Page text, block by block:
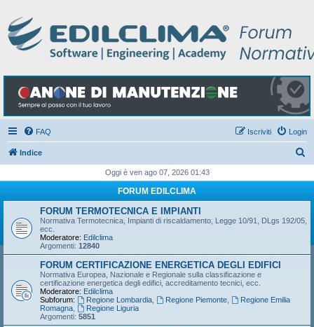
FAQ Login
Iscriviti
Indice
c
Oggi è ven ago 07, 2026 01:43
FORUM EDILCLIMA
FORUM TERMOTECNICA E IMPIANTI
Normativa Termotecnica, Impianti di riscaldamento, Legge 10/91, DLgs 192/05,
ecc.
Moderatore: Edilclima
Argomenti: 12840
FORUM CERTIFICAZIONE ENERGETICA DEGLI EDIFICI
Normativa Europea, Nazionale e Regionale sulla classificazione e
certificazione energetica degli edifici, accreditamento tecnici, ecc.
Moderatore: Edilclima
Subforum:
Regione Lombardia, Regione Piemonte,
Regione Emilia
Romagna
Regione Liguria
Argomenti: 5851